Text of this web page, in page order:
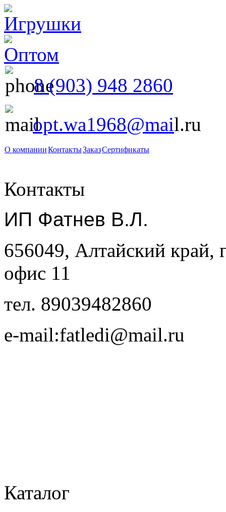
8 (903) 948 2860
opt.wa1968@mail.ru
О компанииКонтактыЗаказСертификаты
Контакты
ИП Фатнев В.Л.
656049, Алтайский край,
офис 11
тел. 89039482860
e-mail:fatledi@mail.ru
Каталог